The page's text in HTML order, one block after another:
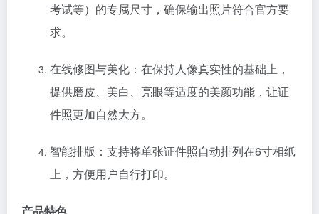
考试等）的专属尺寸，确保输出照片符合官方要
求。
在线修图与美化：在保持人像真实性的基础上，
提供磨皮、美白、亮眼等适度的美颜功能，让证
件照更加自然大方。
智能排版：支持将单张证件照自动排列在6寸相纸
上，方便用户自行打印。